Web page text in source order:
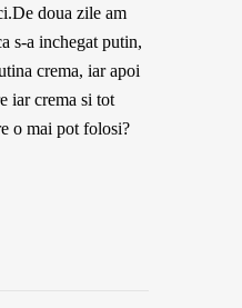
doua zile am
s-a inchegat putin,
crema, iar apoi
iar crema si tot
o mai pot folosi?